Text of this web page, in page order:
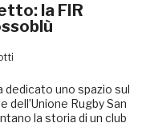
la FIR
dedicato uno spazio sul
dell’Unione Rugby San
la storia di un club